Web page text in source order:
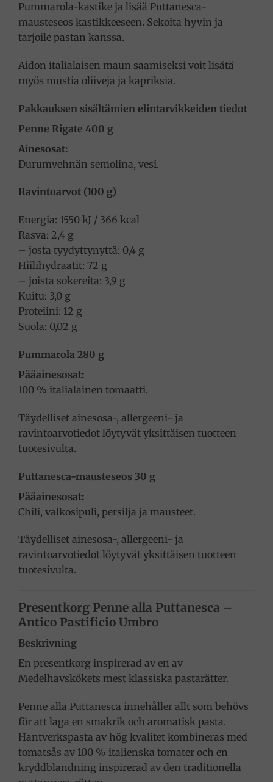
Pummarola-kastike ja lisää Puttanesca-
mausteseos kastikkeeseen. Sekoita hyvin ja
tarjoile pastan kanssa.
Aidon italialaisen maun saamiseksi voit lisätä
myös mustia oliiveja ja kapriksia.
Pakkauksen sisältämien elintarvikkeiden tiedot
Penne Rigate 400 g
Ainesosat:
Durumvehnän semolina, vesi.
Ravintoarvot (100 g)
Energia: 1550 kJ / 366 kcal
Rasva: 2,4 g
– josta tyydyttynyttä: 0,4 g
Hiilihydraatit: 72 g
– joista sokereita: 3,9 g
Kuitu: 3,0 g
Proteiini: 12 g
Suola: 0,02 g
Pummarola 280 g
Pääainesosat:
100 % italialainen tomaatti.
Täydelliset ainesosa-, allergeeni- ja
ravintoarvotiedot löytyvät yksittäisen tuotteen
tuotesivulta.
Puttanesca-mausteseos 30 g
Pääainesosat:
Chili, valkosipuli, persilja ja mausteet.
Täydelliset ainesosa-, allergeeni- ja
ravintoarvotiedot löytyvät yksittäisen tuotteen
tuotesivulta.
Presentkorg Penne alla Puttanesca –
Antico Pastificio Umbro
Beskrivning
En presentkorg inspirerad av en av
Medelhavskökets mest klassiska pastarätter.
Penne alla Puttanesca innehåller allt som behövs
för att laga en smakrik och aromatisk pasta.
Hantverkspasta av hög kvalitet kombineras med
tomatsås av 100 % italienska tomater och en
kryddblandning inspirerad av den traditionella